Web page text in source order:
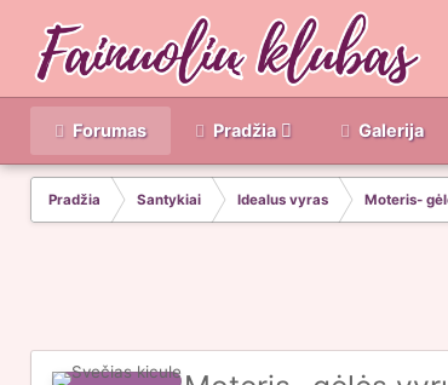
Forumas Pradžia Galerija
Pradžia Santykiai Idealus vyras Moteris-